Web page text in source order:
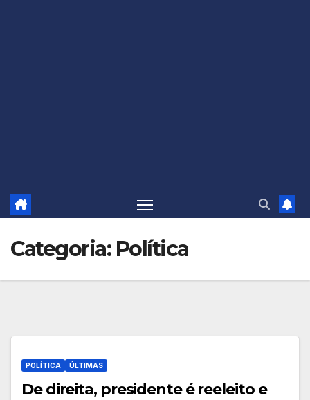
Categoria: Política
POLÍTICA ÚLTIMAS
De direita, presidente é reeleito e